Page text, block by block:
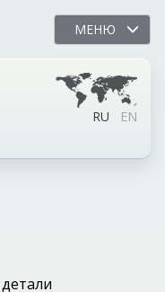
МЕНЮ
RU
EN